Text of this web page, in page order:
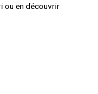
ou en découvrir